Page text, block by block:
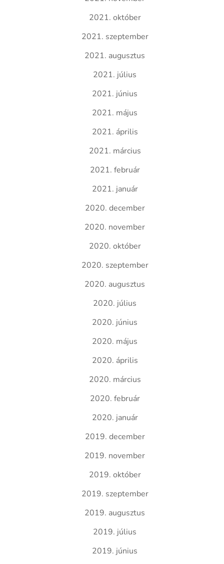
2021. október
2021. szeptember
2021. augusztus
2021. július
2021. június
2021. május
2021. április
2021. március
2021. február
2021. január
2020. december
2020. november
2020. október
2020. szeptember
2020. augusztus
2020. július
2020. június
2020. május
2020. április
2020. március
2020. február
2020. január
2019. december
2019. november
2019. október
2019. szeptember
2019. augusztus
2019. július
2019. június